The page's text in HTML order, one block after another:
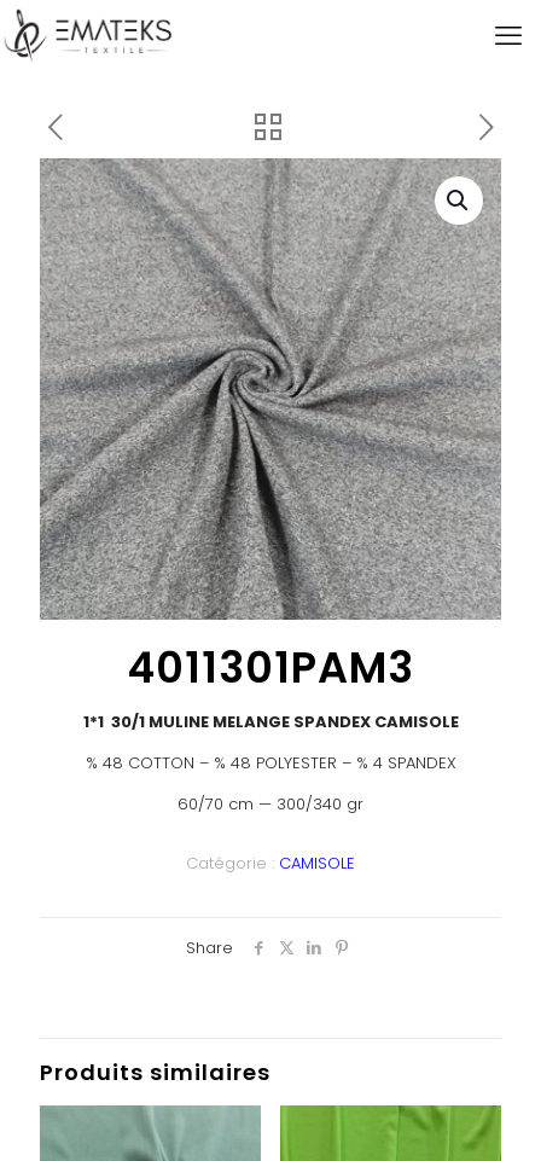
4011301PAM3
1*1 30/1 MULINE MELANGE SPANDEX CAMISOLE
% 48 COTTON – % 48 POLYESTER – % 4 SPANDEX
60/70 cm — 300/340 gr
Catégorie : CAMISOLE
Share
Produits similaires